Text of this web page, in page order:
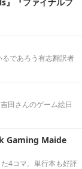
であろう有志翻訳者
田さんのゲーム絵日
Gaming Maide
4コマ。単行本も好評